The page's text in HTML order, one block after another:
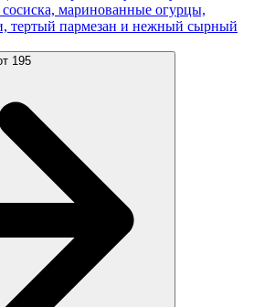
маринованные огурцы,
тертый пармезан и нежный сырный
195